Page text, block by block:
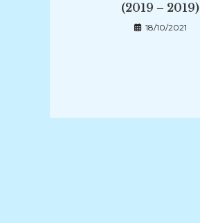
(2019 – 2019)
18/10/2021